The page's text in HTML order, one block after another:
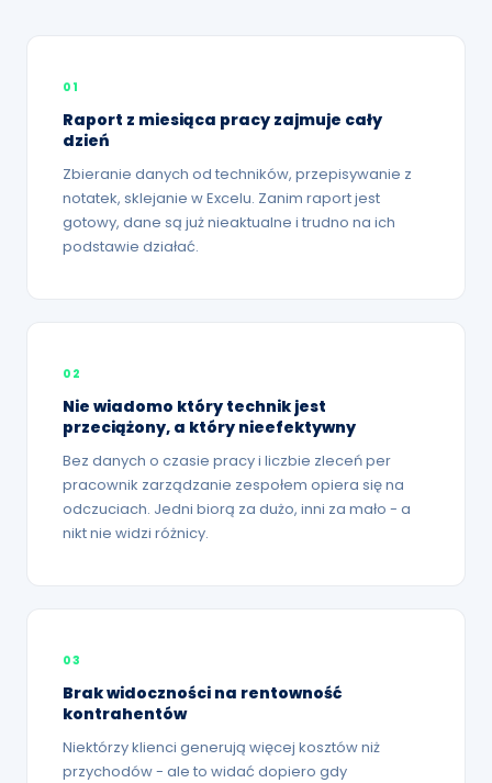
01
Raport z miesiąca pracy zajmuje cały
dzień
Zbieranie danych od techników, przepisywanie z
notatek, sklejanie w Excelu. Zanim raport jest
gotowy, dane są już nieaktualne i trudno na ich
podstawie działać.
02
Nie wiadomo który technik jest
przeciążony, a który nieefektywny
Bez danych o czasie pracy i liczbie zleceń per
pracownik zarządzanie zespołem opiera się na
odczuciach. Jedni biorą za dużo, inni za mało - a
nikt nie widzi różnicy.
03
Brak widoczności na rentowność
kontrahentów
Niektórzy klienci generują więcej kosztów niż
przychodów - ale to widać dopiero gdy